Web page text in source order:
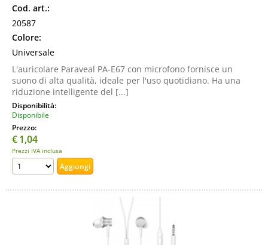
Cod. art.:
20587
Colore:
Universale
L'auricolare Paraveal PA-E67 con microfono fornisce un
suono di alta qualità, ideale per l'uso quotidiano. Ha una
riduzione intelligente del [...]
Disponibilità:
Disponibile
Prezzo:
€1,04
Prezzi IVA inclusa